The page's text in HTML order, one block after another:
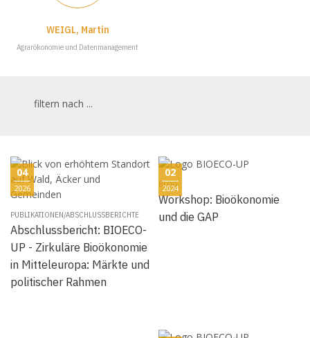
WEIGL, Martin
Agrarökonomie und Datenmanagement
filtern nach ...
04
2026
PUBLIKATIONEN/ABSCHLUSSBERICHTE
Abschlussbericht: BIOECO-
UP - Zirkuläre Bioökonomie
in Mitteleuropa: Märkte und
politischer Rahmen
02
2024
BLOG
Workshop: Bioökonomie
und die GAP